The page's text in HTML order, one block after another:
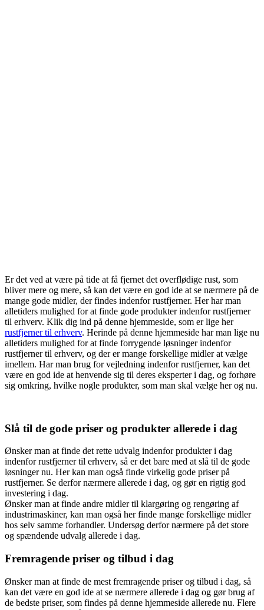
Er det ved at være på tide at få fjernet det overflødige rust, som
bliver mere og mere, så kan det være en god ide at se nærmere på de
mange gode midler, der findes indenfor rustfjerner. Her har man
alletiders mulighed for at finde gode produkter indenfor rustfjerner
til erhverv. Klik dig ind på denne hjemmeside, som er lige her
rustfjerner til erhverv. Herinde på denne hjemmeside har man lige nu
alletiders mulighed for at finde forrygende løsninger indenfor
rustfjerner til erhverv, og der er mange forskellige midler at vælge
imellem. Har man brug for vejledning indenfor rustfjerner, kan det
være en god ide at henvende sig til deres eksperter i dag, og forhøre
sig omkring, hvilke nogle produkter, som man skal vælge her og nu.
Slå til de gode priser og produkter allerede i dag
Ønsker man at finde det rette udvalg indenfor produkter i dag
indenfor rustfjerner til erhverv, så er det bare med at slå til de gode
løsninger nu. Her kan man også finde virkelig gode priser på
rustfjerner. Se derfor nærmere allerede i dag, og gør en rigtig god
investering i dag.
Ønsker man at finde andre midler til klargøring og rengøring af
industrimaskiner, kan man også her finde mange forskellige midler
hos selv samme forhandler. Undersøg derfor nærmere på det store
og spændende udvalg allerede i dag.
Fremragende priser og tilbud i dag
Ønsker man at finde de mest fremragende priser og tilbud i dag, så
kan det være en god ide at se nærmere allerede i dag og gør brug af
de bedste priser, som findes på denne hjemmeside allerede nu. Flere